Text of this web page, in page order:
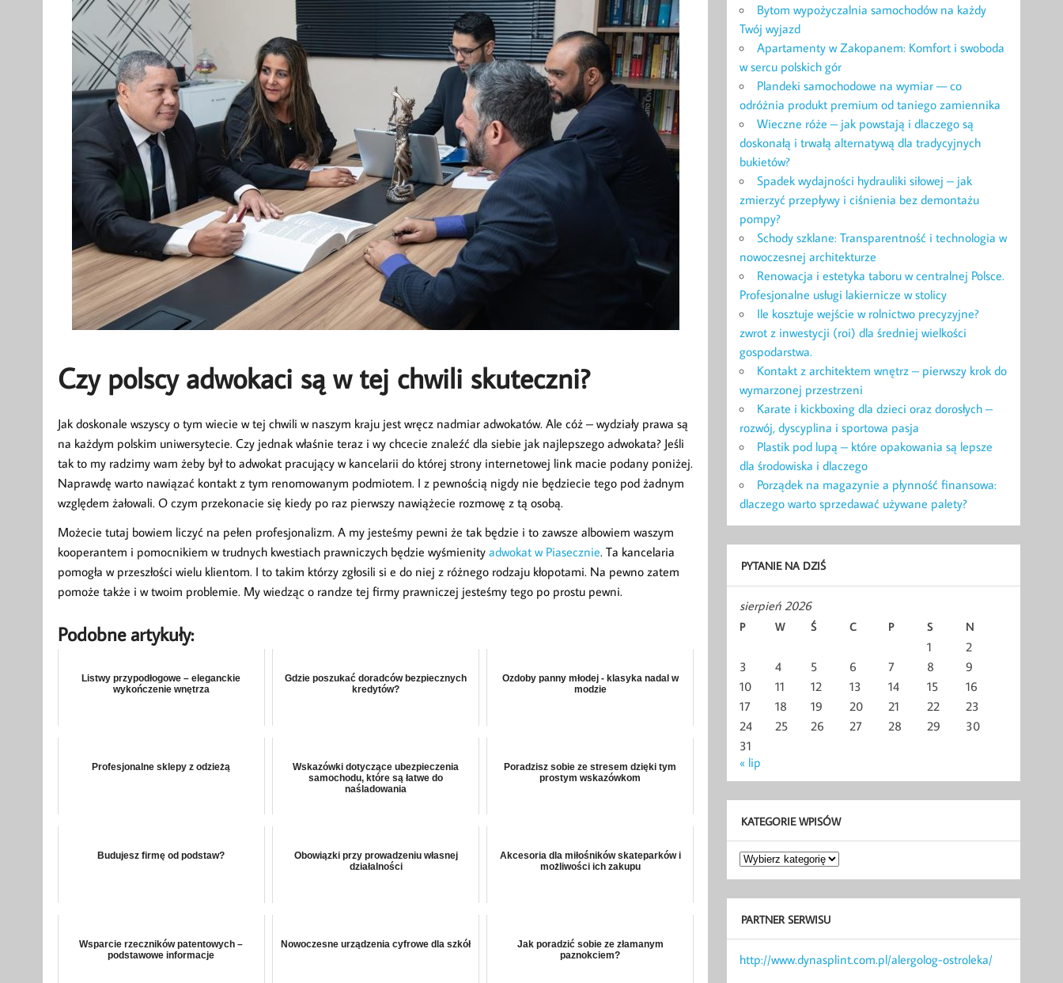
Czy polscy adwokaci są w tej chwili skuteczni?
Jak doskonale wszyscy o tym wiecie w tej chwili w naszym kraju jest wręcz nadmiar adwokatów. Ale cóż – wydziały prawa są
na każdym polskim uniwersytecie. Czy jednak właśnie teraz i wy chcecie znaleźć dla siebie jak najlepszego adwokata? Jeśli
tak to my radzimy wam żeby był to adwokat pracujący w kancelarii do której strony internetowej link macie podany poniżej.
Naprawdę warto nawiązać kontakt z tym renomowanym podmiotem. I z pewnością nigdy nie będziecie tego pod żadnym
względem żałowali. O czym przekonacie się kiedy po raz pierwszy nawiążecie rozmowę z tą osobą.
Możecie tutaj bowiem liczyć na pełen profesjonalizm. A my jesteśmy pewni że tak będzie i to zawsze albowiem waszym
kooperantem i pomocnikiem w trudnych kwestiach prawniczych będzie wyśmienity adwokat w Piasecznie. Ta kancelaria
pomogła w przeszłości wielu klientom. I to takim którzy zgłosili si e do niej z różnego rodzaju kłopotami. Na pewno zatem
pomoże także i w twoim problemie. My wiedząc o randze tej firmy prawniczej jesteśmy tego po prostu pewni.
Podobne artykuły:
Listwy przypodłogowe – eleganckie
wykończenie wnętrza
Gdzie poszukać doradców bezpiecznych
kredytów?
Ozdoby panny młodej - klasyka nadal w
modzie
Profesjonalne sklepy z odzieżą
Wskazówki dotyczące ubezpieczenia
samochodu, które są łatwe do
naśladowania
Poradzisz sobie ze stresem dzięki tym
prostym wskazówkom
Budujesz firmę od podstaw?
Obowiązki przy prowadzeniu własnej
działalności
Akcesoria dla miłośników skateparków i
możliwości ich zakupu
Wsparcie rzeczników patentowych –
podstawowe informacje
Nowoczesne urządzenia cyfrowe dla szkół
Jak poradzić sobie ze złamanym
paznokciem?
Bytom wypożyczalnia samochodów na każdy
Twój wyjazd
Apartamenty w Zakopanem: Komfort i swoboda
w sercu polskich gór
Plandeki samochodowe na wymiar — co
odróżnia produkt premium od taniego zamiennika
Wieczne róże – jak powstają i dlaczego są
doskonałą i trwałą alternatywą dla tradycyjnych
bukietów?
Spadek wydajności hydrauliki siłowej – jak
zmierzyć przepływy i ciśnienia bez demontażu
pompy?
Schody szklane: Transparentność i technologia w
nowoczesnej architekturze
Renowacja i estetyka taboru w centralnej Polsce.
Profesjonalne usługi lakiernicze w stolicy
Ile kosztuje wejście w rolnictwo precyzyjne?
zwrot z inwestycji (roi) dla średniej wielkości
gospodarstwa.
Kontakt z architektem wnętrz – pierwszy krok do
wymarzonej przestrzeni
Karate i kickboxing dla dzieci oraz dorosłych –
rozwój, dyscyplina i sportowa pasja
Plastik pod lupą – które opakowania są lepsze
dla środowiska i dlaczego
Porządek na magazynie a płynność finansowa:
dlaczego warto sprzedawać używane palety?
PYTANIE NA DZIŚ
sierpień 2026
P W Ś C P S N
1
2
3
4 5 6 7 8
9
10
11 12 13 14 15
16
17
18 19 20 21 22
23
24
25 26 27 28 29
30
31
« lip
KATEGORIE WPISÓW
Kategorie
wpisów
PARTNER SERWISU
http://www.dynasplint.com.pl/alergolog-ostroleka/